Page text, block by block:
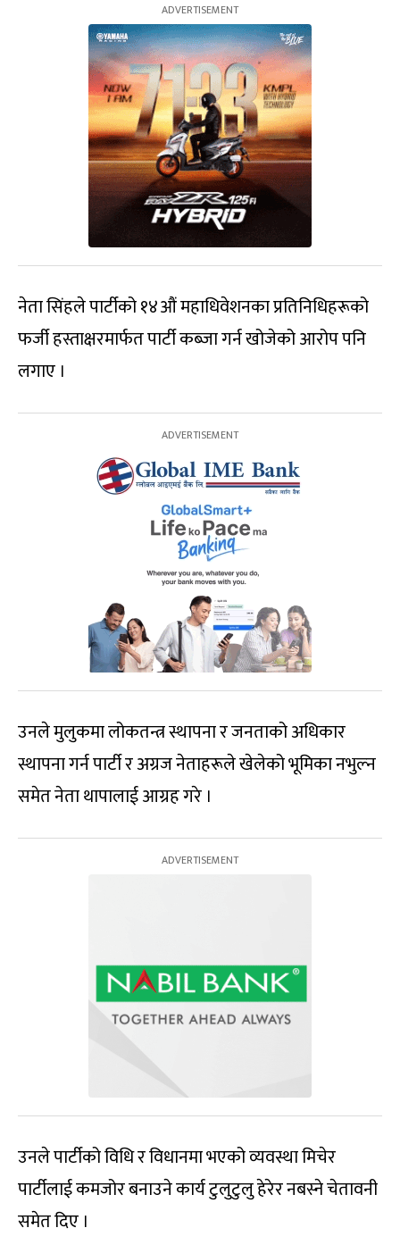
नेता सिंहले पार्टीको १४औं महाधिवेशनका प्रतिनिधिहरूको
फर्जी हस्ताक्षरमार्फत पार्टी कब्जा गर्न खोजेको आरोप पनि
लगाए ।
उनले मुलुकमा लोकतन्त्र स्थापना र जनताको अधिकार
स्थापना गर्न पार्टी र अग्रज नेताहरूले खेलेको भूमिका नभुल्न
समेत नेता थापालाई आग्रह गरे ।
उनले पार्टीको विधि र विधानमा भएको व्यवस्था मिचेर
पार्टीलाई कमजोर बनाउने कार्य टुलुटुलु हेरेर नबस्ने चेतावनी
समेत दिए ।